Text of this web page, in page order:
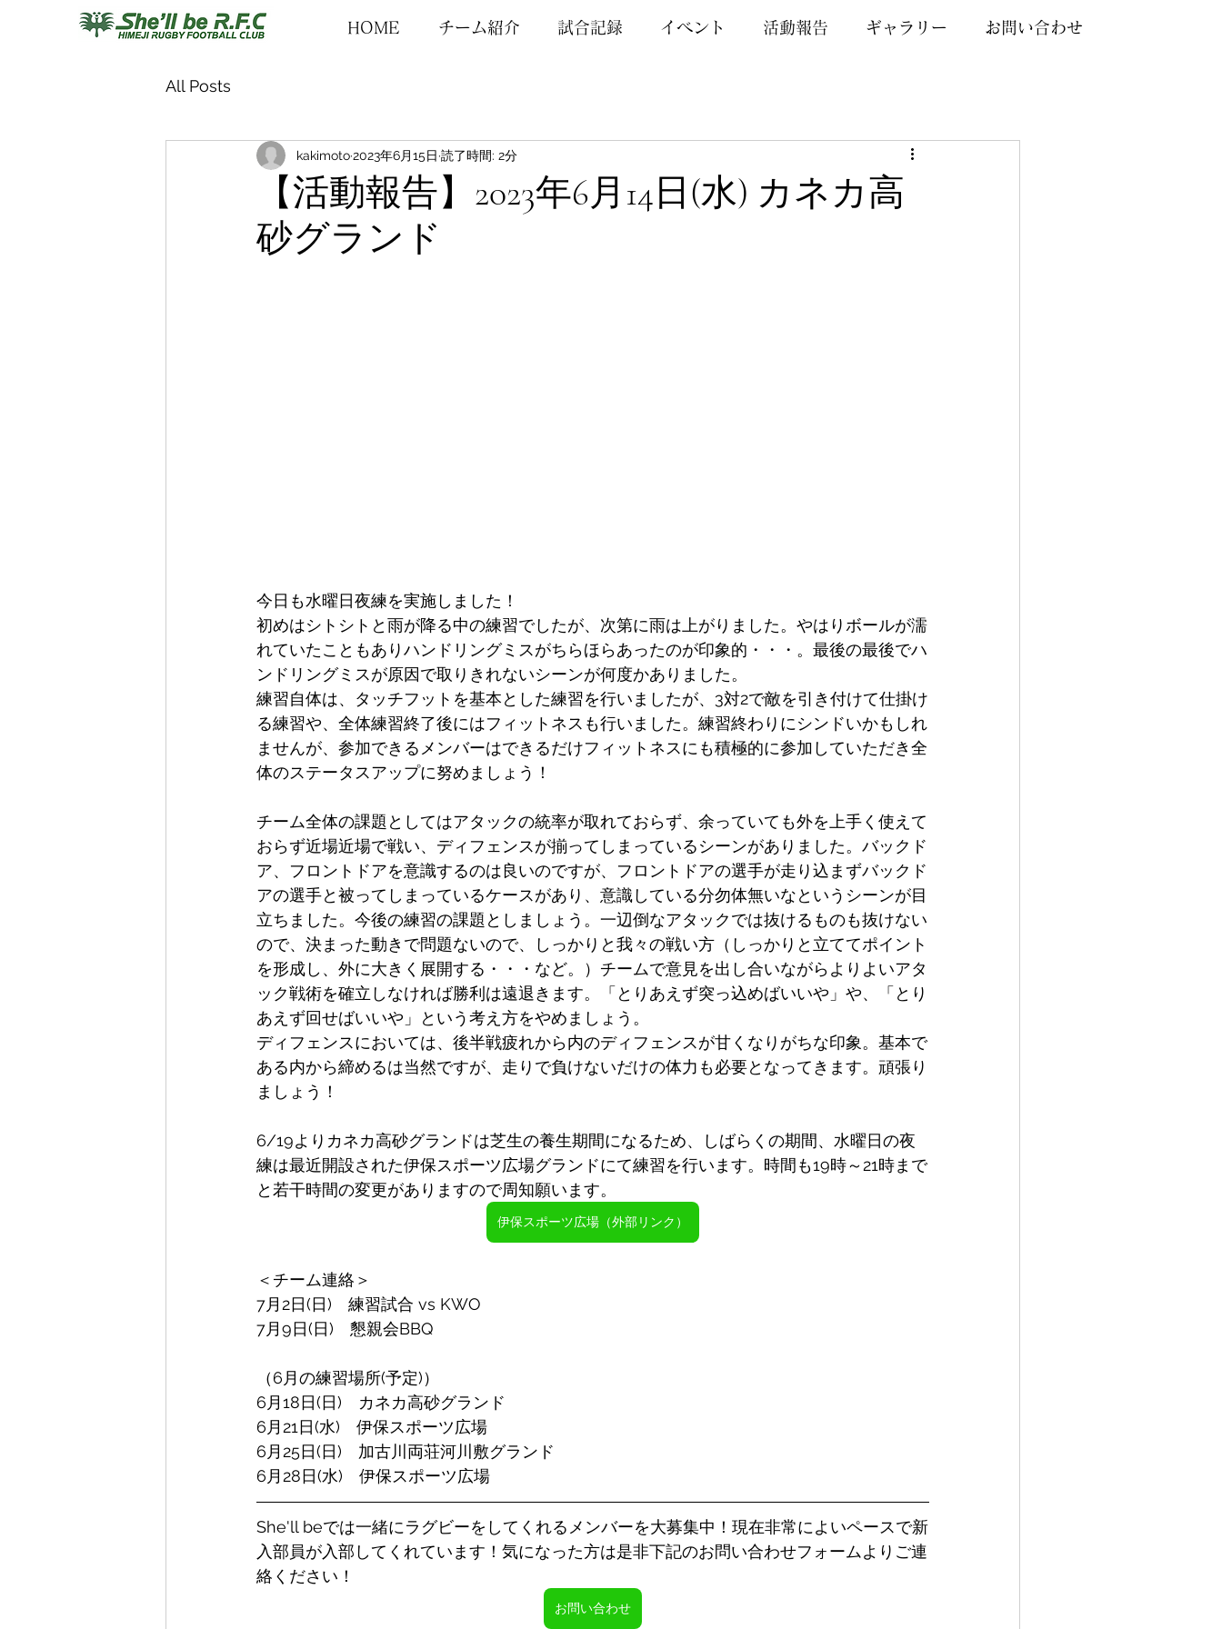
HOME チーム紹介 試合記録 イベント 活動報告 ギャラリー お問い合わせ
All Posts
【活動報告】2023年6月14日(水) カネカ高
砂グランド
kakimoto2023年6月15日 読了時間: 2分
今日も水曜日夜練を実施しました！
初めはシトシトと雨が降る中の練習でしたが、次第に雨は上がりました。やはりボールが濡
れていたこともありハンドリングミスがちらほらあったのが印象的・・・。最後の最後でハ
ンドリングミスが原因で取りきれないシーンが何度かありました。
練習自体は、タッチフットを基本とした練習を行いましたが、3対2で敵を引き付けて仕掛け
る練習や、全体練習終了後にはフィットネスも行いました。練習終わりにシンドいかもしれ
ませんが、参加できるメンバーはできるだけフィットネスにも積極的に参加していただき全
体のステータスアップに努めましょう！
チーム全体の課題としてはアタックの統率が取れておらず、余っていても外を上手く使えて
おらず近場近場で戦い、ディフェンスが揃ってしまっているシーンがありました。バックド
ア、フロントドアを意識するのは良いのですが、フロントドアの選手が走り込まずバックド
アの選手と被ってしまっているケースがあり、意識している分勿体無いなというシーンが目
立ちました。今後の練習の課題としましょう。一辺倒なアタックでは抜けるものも抜けない
ので、決まった動きで問題ないので、しっかりと我々の戦い方（しっかりと立ててポイント
を形成し、外に大きく展開する・・・など。）チームで意見を出し合いながらよりよいアタ
ック戦術を確立しなければ勝利は遠退きます。「とりあえず突っ込めばいいや」や、「とり
あえず回せばいいや」という考え方をやめましょう。
ディフェンスにおいては、後半戦疲れから内のディフェンスが甘くなりがちな印象。基本で
ある内から締めるは当然ですが、走りで負けないだけの体力も必要となってきます。頑張り
ましょう！
6/19よりカネカ高砂グランドは芝生の養生期間になるため、しばらくの期間、水曜日の夜
練は最近開設された伊保スポーツ広場グランドにて練習を行います。時間も19時～21時まで
と若干時間の変更がありますので周知願います。
伊保スポーツ広場（外部リンク）
＜チーム連絡＞
7月2日(日)　練習試合 vs KWO
7月9日(日)　懇親会BBQ
（6月の練習場所(予定)）
6月18日(日)　カネカ高砂グランド
6月21日(水)　伊保スポーツ広場
6月25日(日)　加古川両荘河川敷グランド
6月28日(水)　伊保スポーツ広場
She'll beでは一緒にラグビーをしてくれるメンバーを大募集中！現在非常によいペースで新
入部員が入部してくれています！気になった方は是非下記のお問い合わせフォームよりご連
絡ください！
お問い合わせ